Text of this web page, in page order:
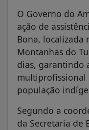
O Governo do
ação de
Bona, localizada
Montanhas do
dias, garantindo
multiprofissional
população
Segundo a
da Secretaria de